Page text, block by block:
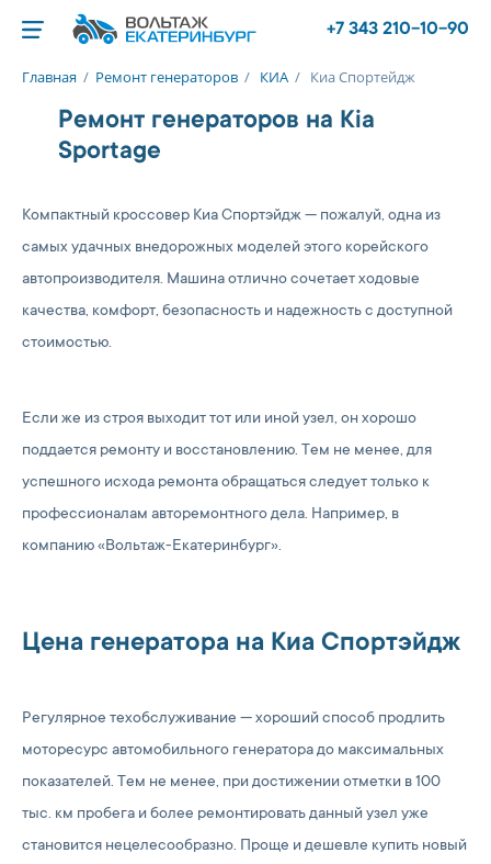
+7 343 210-10-90
Главная / Ремонт генераторов / КИА / Киа Спортейдж
Ремонт генераторов на Kia
Sportage
Компактный кроссовер Киа Спортэйдж — пожалуй, одна из
самых удачных внедорожных моделей этого корейского
автопроизводителя. Машина отлично сочетает ходовые
качества, комфорт, безопасность и надежность с доступной
стоимостью.
Если же из строя выходит тот или иной узел, он хорошо
поддается ремонту и восстановлению. Тем не менее, для
успешного исхода ремонта обращаться следует только к
профессионалам авторемонтного дела. Например, в
компанию «Вольтаж-Екатеринбург».
Цена генератора на Киа Спортэйдж
Регулярное техобслуживание — хороший способ продлить
моторесурс автомобильного генератора до максимальных
показателей. Тем не менее, при достижении отметки в 100
тыс. км пробега и более ремонтировать данный узел уже
становится нецелесообразно. Проще и дешевле купить новый